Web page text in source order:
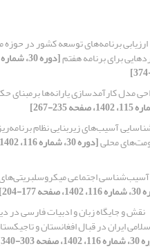
ارزیابی برنامه‌های توسعه کشور در حوزه
برای برنامه هفتم
مدل کارآمدسازی یارانه‌ها بر‌مبنای
آسیب‌های زیربنایی نظام
محلی
آسیب‌شناسی اجتماعی میکروسلبریتی‌های
177-204]
نقش و جایگاه زبان و ادبیات فارسی در
ایران در قبال افغانستان و
303-340]